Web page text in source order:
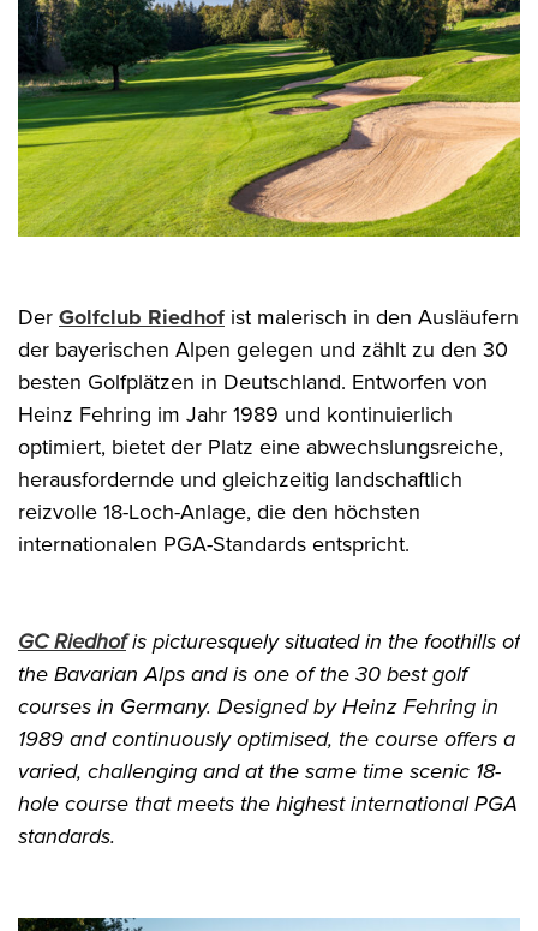
Der Golfclub Riedhof ist malerisch in den Ausläufern
der bayerischen Alpen gelegen und zählt zu den 30
besten Golfplätzen in Deutschland. Entworfen von
Heinz Fehring im Jahr 1989 und kontinuierlich
optimiert, bietet der Platz eine abwechslungsreiche,
herausfordernde und gleichzeitig landschaftlich
reizvolle 18-Loch-Anlage, die den höchsten
internationalen PGA-Standards entspricht.
GC Riedhofis picturesquely situated in the foothills of
the Bavarian Alps and is one of the 30 best golf
courses in Germany. Designed by Heinz Fehring in
1989 and continuously optimised, the course offers a
varied, challenging and at the same time scenic 18-
hole course that meets the highest international PGA
standards.